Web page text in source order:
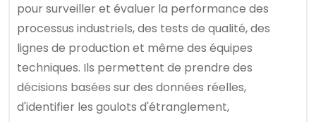
pour surveiller et évaluer la performance des
processus industriels, des tests de qualité, des
lignes de production et même des équipes
techniques. Ils permettent de prendre des
décisions basées sur des données réelles,
d'identifier les goulots d'étranglement,